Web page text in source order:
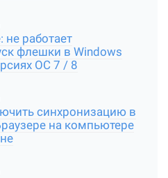
не работает
флешки в Windows
ОС 7 / 8
синхронизацию в
на компьютере